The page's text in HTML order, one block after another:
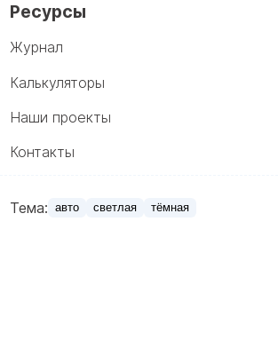
Ресурсы
Журнал
Калькуляторы
Наши проекты
Контакты
Тема: авто светлая тёмная